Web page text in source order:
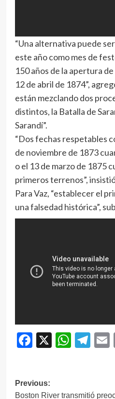
“Una alternativa puede
este año como mes de
150 años de la apertura
12 de abril de 1874”,
están mezclando dos
distintos, la Batalla de
Sarandí”.
“Dos fechas respetables
de noviembre de 1873
o el 13 de marzo de 1875
primeros terrenos”,
Para Vaz, “establecer el
una falsedad histórica”,
Facebook
X
Navegación
Previous:
Boston River transmitió